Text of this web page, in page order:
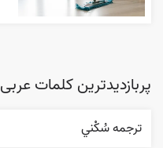
پربازدیدترین کلمات عربی
ترجمه سُکْني